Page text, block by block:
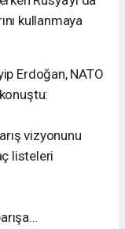
kullanmaya
Erdoğan, NATO
vizyonunu
listeleri